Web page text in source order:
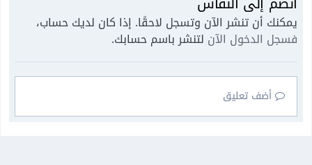
يمكنك أن تنشر الآن وتسجل لاحقًا. إذا كان لديك حساب،
فسجل الدخول الآن لتنشر باسم حسابك.
أضف تعليق